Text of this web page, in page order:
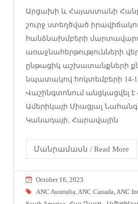
Արցախի և Հայաստանի
շուրջ ստեղծված
հանձնախմբերի
առաջնահերթությունների
ընթացիկ աշխատանքների
նպատակով հոկտեմբերի 14-
Վաշինգտոնում անցկացվել
Ամերիկայի Միացյալ
Կանադայի, Հարավային
Մանրամասն / Read More
October 16, 2023
ANC Australia ANC Canada ANC